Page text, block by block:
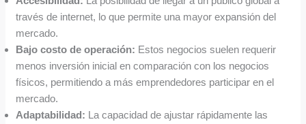
través de internet, lo que permite una mayor expansión del
mercado.
Bajo costo de operación: Estos negocios suelen requerir
menos inversión inicial en comparación con los negocios
físicos, permitiendo a más emprendedores participar en el
mercado.
Adaptabilidad: La capacidad de ajustar rápidamente las